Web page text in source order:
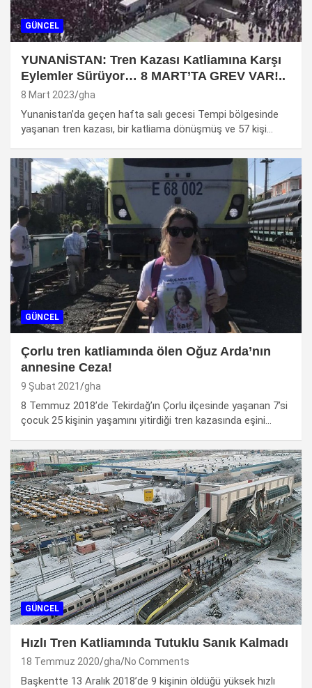
GÜNCEL
YUNANİSTAN: Tren Kazası Katliamına Karşı
Eylemler Sürüyor… 8 MART’TA GREV VAR!..
8 Mart 2023 gha
Yunanistan’da geçen hafta salı gecesi Tempi bölgesinde
yaşanan tren kazası, bir katliama dönüşmüş ve 57 kişi…
GÜNCEL
Çorlu tren katliamında ölen Oğuz Arda’nın
annesine Ceza!
9 Şubat 2021 gha
8 Temmuz 2018’de Tekirdağ’ın Çorlu ilçesinde yaşanan 7’si
çocuk 25 kişinin yaşamını yitirdiği tren kazasında eşini…
GÜNCEL
Hızlı Tren Katliamında Tutuklu Sanık Kalmadı
18 Temmuz 2020 gha No Comments
Başkentte 13 Aralık 2018’de 9 kişinin öldüğü yüksek hızlı